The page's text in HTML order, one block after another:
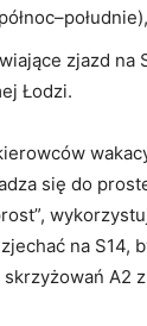
zjazd na
Łodzi.
się do
na S14,
A2